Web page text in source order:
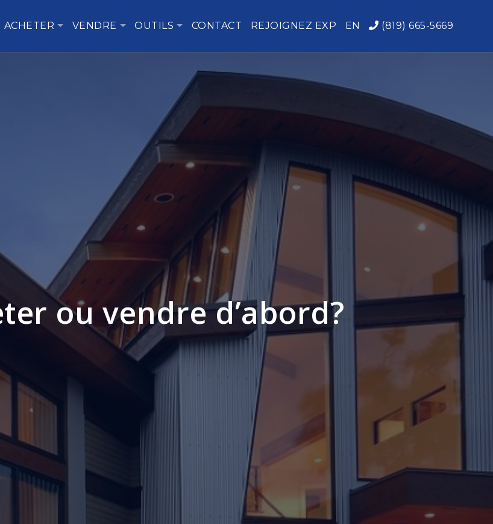
ACHETER VENDRE OUTILS CONTACT REJOIGNEZ EXP EN (819) 665-5669
ou vendre d’abord?